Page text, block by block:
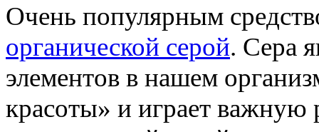
Очень популярным
органической серой. Сера
элементов в нашем
красоты» и играет важную